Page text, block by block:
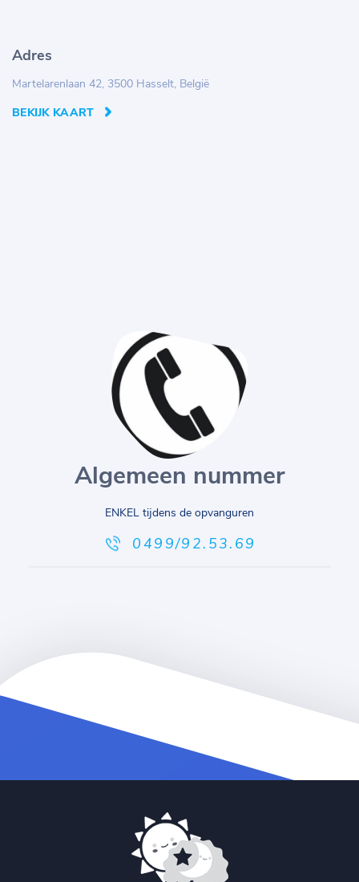
Adres
Martelarenlaan 42, 3500 Hasselt, België
BEKIJK KAART
Algemeen nummer
ENKEL tijdens de opvanguren
0499/92.53.69